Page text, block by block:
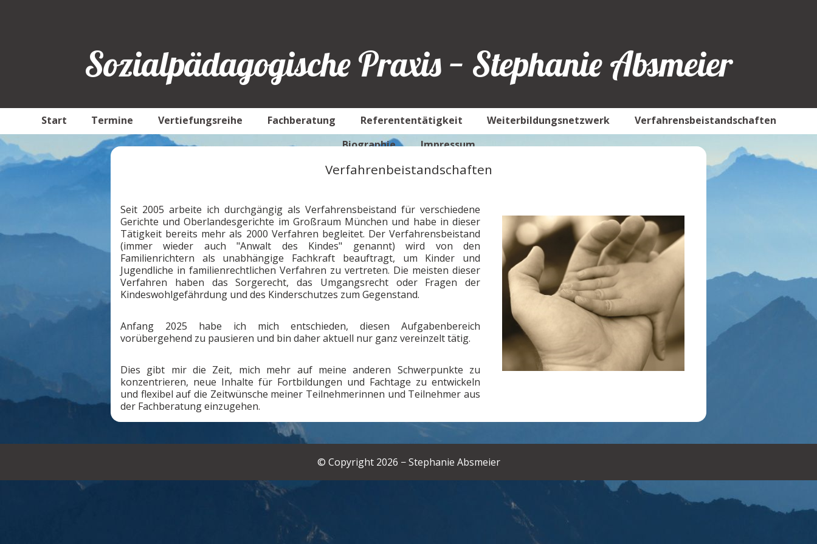
Sozialpädagogische Praxis − Stephanie Absmeier
Start Termine Vertiefungsreihe Fachberatung Referententätigkeit Weiterbildungsnetzwerk
Verfahrensbeistandschaften
Biographie
Impressum
Verfahrenbeistandschaften
Seit 2005 arbeite ich durchgängig als Verfahrensbeistand für verschiedene
Gerichte und Oberlandesgerichte im Großraum München und habe in dieser
Tätigkeit bereits mehr als 2000 Verfahren begleitet. Der Verfahrensbeistand
(immer wieder auch "Anwalt des Kindes" genannt) wird von den
Familienrichtern als unabhängige Fachkraft beauftragt, um Kinder und
Jugendliche in familienrechtlichen Verfahren zu vertreten. Die meisten dieser
Verfahren haben das Sorgerecht, das Umgangsrecht oder Fragen der
Kindeswohlgefährdung und des Kinderschutzes zum Gegenstand.
Anfang 2025 habe ich mich entschieden, diesen Aufgabenbereich
vorübergehend zu pausieren und bin daher aktuell nur ganz vereinzelt tätig.
Dies gibt mir die Zeit, mich mehr auf meine anderen Schwerpunkte zu
konzentrieren, neue Inhalte für Fortbildungen und Fachtage zu entwickeln
und flexibel auf die Zeitwünsche meiner Teilnehmerinnen und Teilnehmer aus
der Fachberatung einzugehen.
© Copyright 2026 − Stephanie Absmeier